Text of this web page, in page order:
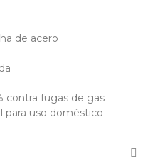
de acero
contra fugas de gas
para uso doméstico